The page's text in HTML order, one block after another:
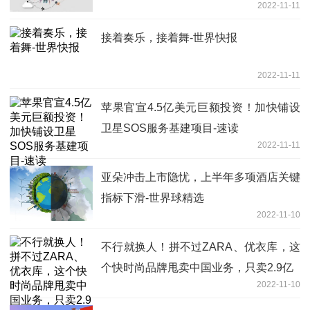
2022-11-11
接着奏乐，接着舞-世界快报
2022-11-11
苹果官宣4.5亿美元巨额投资！加快铺设
卫星SOS服务基建项目-速读
2022-11-11
亚朵冲击上市隐忧，上半年多项酒店关键
指标下滑-世界球精选
2022-11-10
不行就换人！拼不过ZARA、优衣库，这
个快时尚品牌甩卖中国业务，只卖2.9亿
2022-11-10